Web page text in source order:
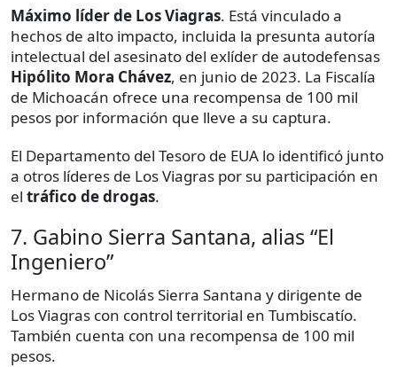
Máximo líder de Los Viagras. Está vinculado a
hechos de alto impacto, incluida la presunta autoría
intelectual del asesinato del exlíder de autodefensas
Hipólito Mora Chávez, en junio de 2023. La Fiscalía
de Michoacán ofrece una recompensa de 100 mil
pesos por información que lleve a su captura.
El Departamento del Tesoro de EUA lo identificó junto
a otros líderes de Los Viagras por su participación en
el tráfico de drogas.
7. Gabino Sierra Santana, alias “El
Ingeniero”
Hermano de Nicolás Sierra Santana y dirigente de
Los Viagras con control territorial en Tumbiscatío.
También cuenta con una recompensa de 100 mil
pesos.